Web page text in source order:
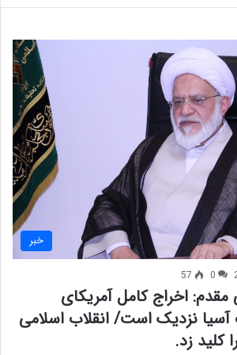
خبر
0
57
اخراج کامل آمریکای
آسیا نزدیک است/ انقلاب اسلامی
کلید زد.